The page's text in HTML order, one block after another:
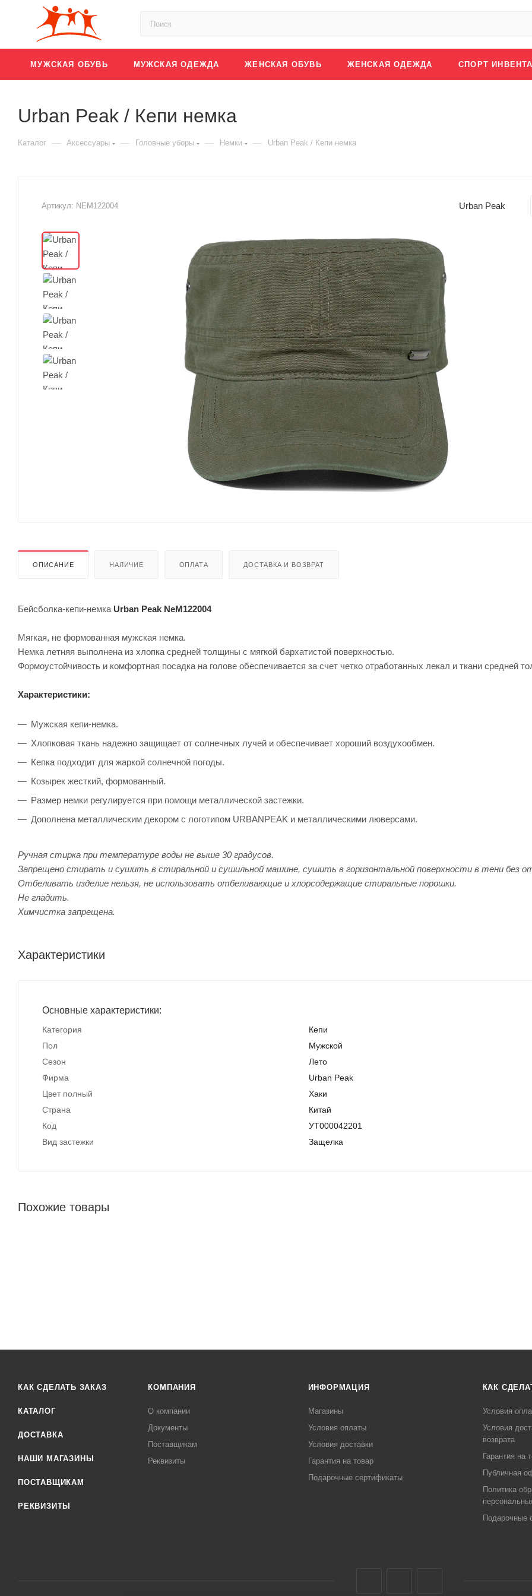
МУЖСКАЯ ОБУВЬ МУЖСКАЯ ОДЕЖДА ЖЕНСКАЯ ОБУВЬ ЖЕНСКАЯ ОДЕЖДА СПОРТ
Urban Peak / Кепи немка
Каталог — Аксессуары — Головные уборы — Немки — Urban Peak / Кепи немка
Артикул: NEM122004 Urban Peak
ОПИСАНИЕ НАЛИЧИЕ ОПЛАТА ДОСТАВКА И ВОЗВРАТ
Бейсболка-кепи-немка Urban Peak NeM122004
Мягкая, не формованная мужская немка.
Немка летняя выполнена из хлопка средней толщины с мягкой бархатистой поверхностью.
Формоустойчивость и комфортная посадка на голове обеспечивается за счет четко отработанных лекал и ткани средней
Характеристики:
Мужская кепи-немка.
Хлопковая ткань надежно защищает от солнечных лучей и обеспечивает хороший воздухообмен.
Кепка подходит для жаркой солнечной погоды.
Козырек жесткий, формованный.
Размер немки регулируется при помощи металлической застежки.
Дополнена металлическим декором с логотипом URBANPEAK и металлическими люверсами.
Ручная стирка при температуре воды не выше 30 градусов.
Запрещено стирать и сушить в стиральной и сушильной машине, сушить в горизонтальной поверхности в тени без
Отбеливать изделие нельзя, не использовать отбеливающие и хлорсодержащие стиральные порошки.
Не гладить.
Химчистка запрещена.
Характеристики
Основные характеристики:
Категория
Кепи
Пол
Мужской
Сезон
Лето
Фирма
Urban Peak
Цвет полный
Хаки
Страна
Китай
Код
УТ000042201
Вид застежки
Защелка
Похожие товары
КАК СДЕЛАТЬ ЗАКАЗ
КАТАЛОГ
ДОСТАВКА
НАШИ МАГАЗИНЫ
ПОСТАВЩИКАМ
РЕКВИЗИТЫ
КОМПАНИЯ
О компании
Документы
Поставщикам
Реквизиты
ИНФОРМАЦИЯ
Магазины
Условия оплаты
Условия доставки
Гарантия на товар
Подарочные сертификаты
КАК
Условия
Условия
возврата
Гарантия на
Публичная
Политика
Подарочные